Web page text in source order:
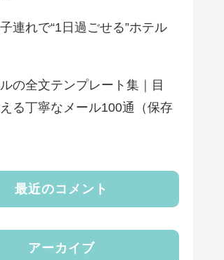
子連れで“1日過ごせる”ホテル
の全文テンプレート集｜目
る丁寧なメール100通（保存
最近のコメント
アーカイブ